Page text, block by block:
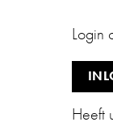
Login
Heeft